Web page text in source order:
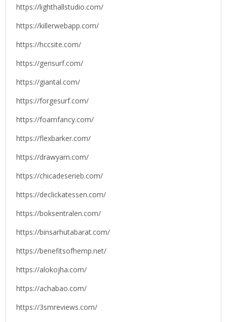
https://lighthallstudio.com/
https://killerwebapp.com/
https://hccsite.com/
https://gerisurf.com/
https://giantal.com/
https://forgesurf.com/
https://foamfancy.com/
https://flexbarker.com/
https://drawyarn.com/
https://chicadeserieb.com/
https://declickatessen.com/
https://boksentralen.com/
https://binsarhutabarat.com/
https://benefitsofhemp.net/
https://alokojha.com/
https://achabao.com/
https://3smreviews.com/